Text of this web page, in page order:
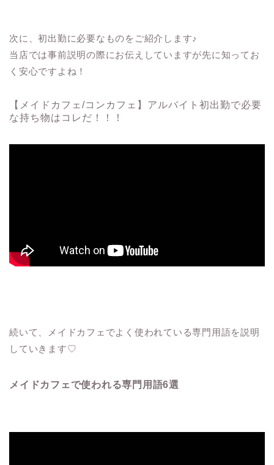
次に、初出勤に必要なものをご紹介します♪
当店では事前説明の際にお伝えしていますが先に知ってお
く安心ですよね！
【メイドカフェ/コンカフェ】アルバイト初出勤で必要
な持ち物はコレだ！！！
続いて、メイドカフェでよく使われている専門用語を説明
していきます♡
メイドカフェで使われる専門用語6選